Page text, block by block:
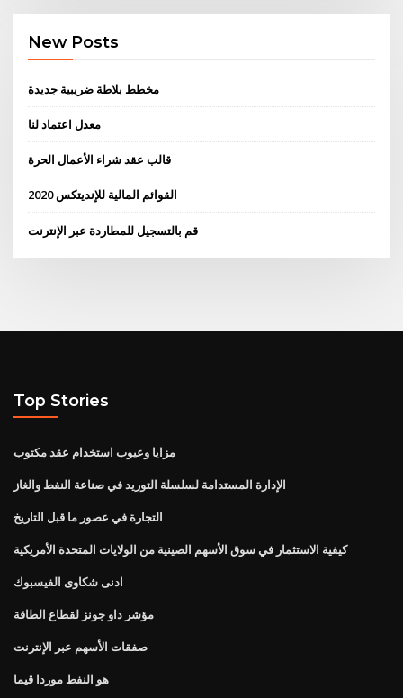
New Posts
مخطط بلاطة ضريبية جديدة
معدل اعتماد لنا
قالب عقد شراء الأعمال الحرة
القوائم المالية للإنديتكس 2020
قم بالتسجيل للمطاردة عبر الإنترنت
Top Stories
مزايا وعيوب استخدام عقد مكتوب
الإدارة المستدامة لسلسلة التوريد في صناعة النفط والغاز
التجارة في عصور ما قبل التاريخ
كيفية الاستثمار في سوق الأسهم الصينية من الولايات المتحدة الأمريكية
ادنى شكاوى الفيسبوك
مؤشر داو جونز لقطاع الطاقة
صفقات الأسهم عبر الإنترنت
هو النفط موردا قيما